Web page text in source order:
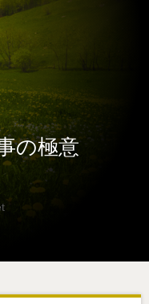
の極意